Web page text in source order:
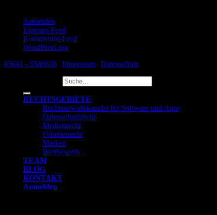
Anmelden
Eintrags-Feed
Kommentar-Feed
WordPress.org
03641 - 5540630
Impressum Datenschutz
RECHTSGEBIETE
Rechtsanwaltskanzlei für Software und Apps
Datenschutzrecht
Medienrecht
Urheberrecht
Marken
Wettbewerb
TEAM
BLOG
KONTAKT
Anmelden